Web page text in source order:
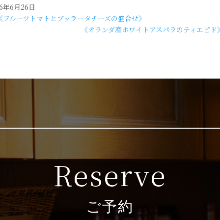
年6月26日
ルーツトマトとブッラータチーズの盛合せ》
《オランダ産ホワイトアスパラのティエピ
Reserve
ご予約